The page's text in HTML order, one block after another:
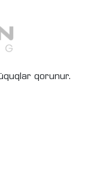
qorunur.